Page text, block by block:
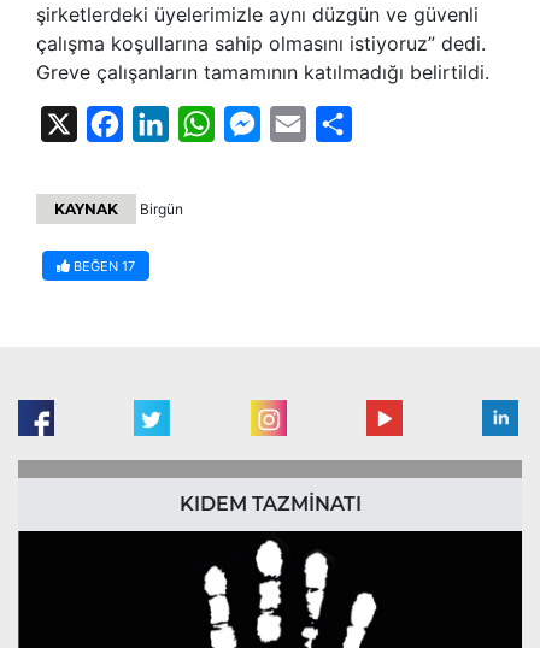
şirketlerdeki üyelerimizle aynı düzgün ve güvenli
çalışma koşullarına sahip olmasını istiyoruz” dedi.
Greve çalışanların tamamının katılmadığı belirtildi.
FacebookLinkedInWhatsAppMessenger
Email
KAYNAK Birgün
BEĞEN 17
KIDEM TAZMİNATI